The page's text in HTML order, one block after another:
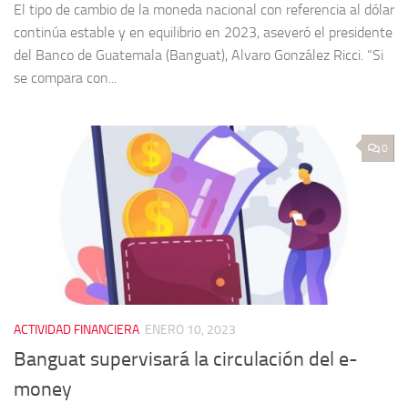
El tipo de cambio de la moneda nacional con referencia al dólar
continúa estable y en equilibrio en 2023, aseveró el presidente
del Banco de Guatemala (Banguat), Alvaro González Ricci. “Si
se compara con...
0
ACTIVIDAD FINANCIERA ENERO 10, 2023
Banguat supervisará la circulación del e-
money